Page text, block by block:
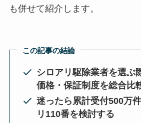
も併せて紹介します。
この記事の結論
シロアリ駆除業者を選ぶ
価格・保証制度を総合比
迷ったら累計受付500万
リ110番を検討する